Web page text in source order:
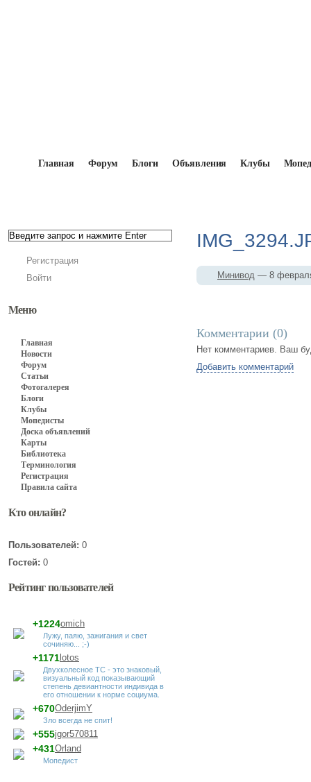
Главная Форум Блоги Объявления Клубы
Регистрация
Войти
Меню
Главная
Новости
Форум
Статьи
Фотогалерея
Блоги
Клубы
Мопедисты
Доска объявлений
Карты
Библиотека
Терминология
Регистрация
Правила сайта
Кто онлайн?
Пользователей: 0
Гостей: 0
Рейтинг пользователей
omich
+1224
Лужу, паяю, зажигания и свет
сочиняю... ;-)
lotos
+1171
Двухколесное ТС - это знаковый,
визуальный код показывающий
степень девиантности индивида в
его отношении к норме социума.
OderjimY
+670
Зло всегда не спит!
jgor570811
+555
Orland
+431
Мопедист
Минивод — 8
Комментарии (0)
Нет комментариев. Ваш
Добавить комментарий